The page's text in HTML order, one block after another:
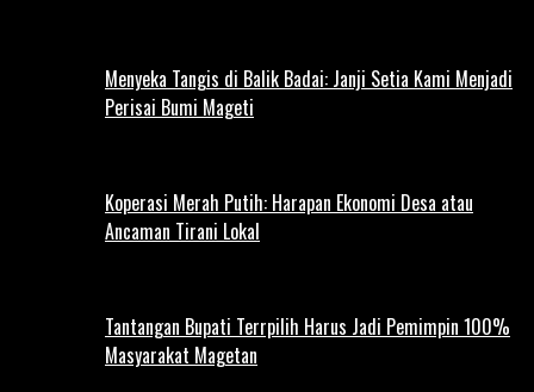
Menyeka Tangis di Balik Badai: Janji Setia Kami Menjadi
Perisai Bumi Mageti
Koperasi Merah Putih: Harapan Ekonomi Desa atau
Ancaman Tirani Lokal
Tantangan Bupati Terrpilih Harus Jadi Pemimpin 100%
Masyarakat Magetan